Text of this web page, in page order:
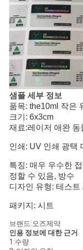
샘플 세부 정보
품목: the10ml 작은
크기: 6x3cm
재료:레이저 애완 동
인쇄: UV 인쇄 광택
특징: 매우 우수한
정할 수 있음, 방수
디자인 유형: 테스트
패키지: 시트
브랜드:오즈제약
인용 정보에 대한 근거
1:수량